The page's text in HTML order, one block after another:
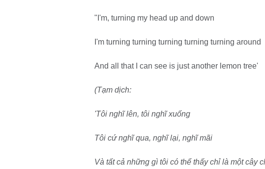
"I'm, turning my head up and down
I'm turning turning turning turning turning around
And all that I can see is just another lemon tree'
(Tạm dịch:
'Tôi nghĩ lên, tôi nghĩ xuống
Tôi cứ nghĩ qua, nghĩ lại, nghĩ mãi
Và tất cả những gì tôi có thể thấy chỉ là một cây